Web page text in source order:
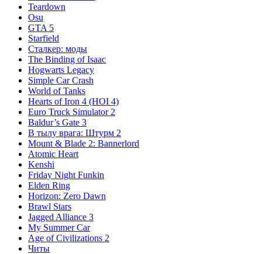
Teardown
Osu
GTA 5
Starfield
Сталкер: моды
The Binding of Isaac
Hogwarts Legacy
Simple Car Crash
World of Tanks
Hearts of Iron 4 (HOI 4)
Euro Truck Simulator 2
Baldur’s Gate 3
В тылу врага: Штурм 2
Mount & Blade 2: Bannerlord
Atomic Heart
Kenshi
Friday Night Funkin
Elden Ring
Horizon: Zero Dawn
Brawl Stars
Jagged Alliance 3
My Summer Car
Age of Civilizations 2
Читы